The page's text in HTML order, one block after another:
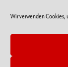
Wir verwenden Cookies,